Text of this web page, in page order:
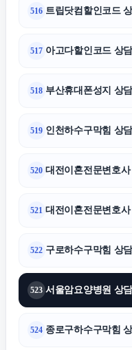
516 트립닷컴할인코드
517 아고다할인코드 상
518 부산휴대폰성지 상
519 인천하수구막힘 상
520 대전이혼전문변호사
521 대전이혼전문변호사
522 구로하수구막힘 상
523
524 종로구하수구막힘